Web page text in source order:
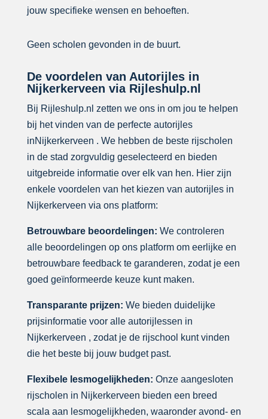
jouw specifieke wensen en behoeften.
Geen scholen gevonden in de buurt.
De voordelen van Autorijles in
Nijkerkerveen via Rijleshulp.nl
Bij Rijleshulp.nl zetten we ons in om jou te helpen
bij het vinden van de perfecte autorijles
inNijkerkerveen . We hebben de beste rijscholen
in de stad zorgvuldig geselecteerd en bieden
uitgebreide informatie over elk van hen. Hier zijn
enkele voordelen van het kiezen van autorijles in
Nijkerkerveen via ons platform:
Betrouwbare beoordelingen: We controleren
alle beoordelingen op ons platform om eerlijke en
betrouwbare feedback te garanderen, zodat je een
goed geïnformeerde keuze kunt maken.
Transparante prijzen: We bieden duidelijke
prijsinformatie voor alle autorijlessen in
Nijkerkerveen , zodat je de rijschool kunt vinden
die het beste bij jouw budget past.
Flexibele lesmogelijkheden: Onze aangesloten
rijscholen in Nijkerkerveen bieden een breed
scala aan lesmogelijkheden, waaronder avond- en